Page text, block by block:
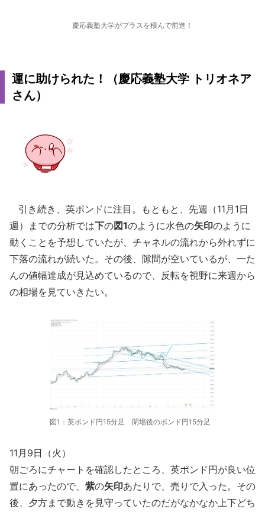
慶応義塾大学がプラスを積んで前進！
運に助けられた！（慶応義塾大学 トリオネア
さん）
引き続き、英ポンドに注目。もともと、先週（11月1日
週）までの分析では下の図1のように水色の矢印のように
動くことを予想していたが、チャネルの流れから外れずに
下落の流れが続いた。その後、隙間が空いているが、一た
んの値幅達成が見込めているので、反転を視野に来週から
の相場を見ていきたい。
図1：英ポンド円15分足 閉場後のポンド円15分足
11月9日（火）
朝ごろにチャートを確認したところ、英ポンド円が良い位
置にあったので、 紫の矢印あたりで、売りで入った。その
後、夕方まで動きを見守っていたのだがなかなか上下どち